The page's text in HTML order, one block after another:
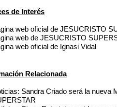
de Interés
web oficial de JESUCRISTO
web de JESUCRISTO
web oficial de Ignasi Vidal
Relacionada
Sandra Criado será la nueva